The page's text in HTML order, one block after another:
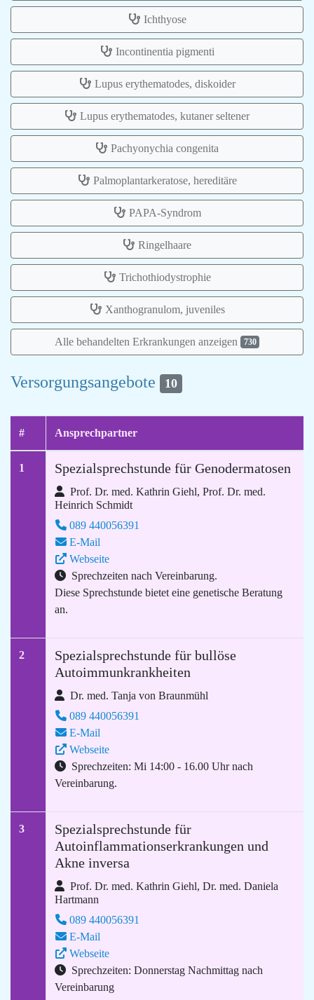
Ichthyose
Incontinentia pigmenti
Lupus erythematodes, diskoider
Lupus erythematodes, kutaner seltener
Pachyonychia congenita
Palmoplantarkeratose, hereditäre
PAPA-Syndrom
Ringelhaare
Trichothiodystrophie
Xanthogranulom, juveniles
Alle behandelten Erkrankungen anzeigen 730
Versorgungsangebote 10
# Ansprechpartner
1 Spezialsprechstunde für Genodermatosen
Prof. Dr. med. Kathrin Giehl, Prof. Dr. med.
Heinrich Schmidt
089 440056391
E-Mail
Webseite
Sprechzeiten nach Vereinbarung.
Diese Sprechstunde bietet eine genetische Beratung
an.
2
Spezialsprechstunde für bullöse
Autoimmunkrankheiten
Dr. med. Tanja von Braunmühl
089 440056391
E-Mail
Webseite
Sprechzeiten: Mi 14:00 - 16.00 Uhr nach
Vereinbarung.
3
Spezialsprechstunde für
Autoinflammationserkrankungen und
Akne inversa
Prof. Dr. med. Kathrin Giehl, Dr. med. Daniela
Hartmann
089 440056391
E-Mail
Webseite
Sprechzeiten: Donnerstag Nachmittag nach
Vereinbarung